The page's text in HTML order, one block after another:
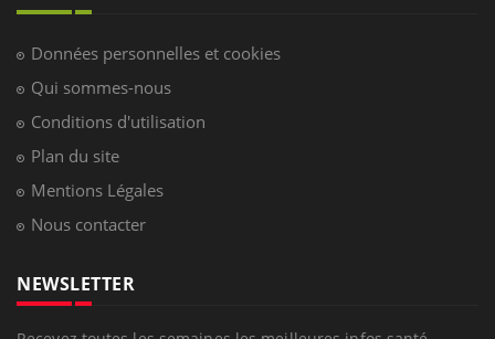
Données personnelles et cookies
Qui sommes-nous
Conditions d'utilisation
Plan du site
Mentions Légales
Nous contacter
NEWSLETTER